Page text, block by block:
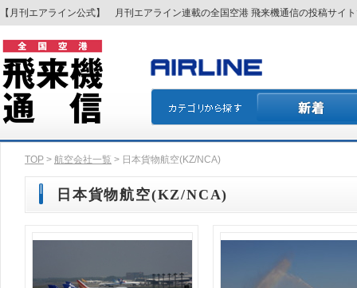
【月刊エアライン公式】 月刊エアライン連載の全国空港 飛来機通信の投稿サイ
TOP > 航空会社一覧 > 日本貨物航空(KZ/NCA)
日本貨物航空(KZ/NCA)